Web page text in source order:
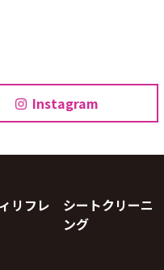
Instagram
リフレ
シートクリーニ
ング